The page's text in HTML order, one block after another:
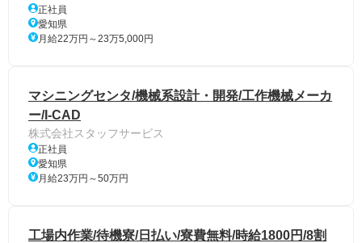
正社員
愛知県
月給22万円～23万5,000円
マシニングセンタ/機械系設計・開発/工作機械メーカ
ー/I-CAD
株式会社スタッフサービス
正社員
愛知県
月給23万円～50万円
工場内作業/待機寮/日払い/寮費無料/時給1800円/8割